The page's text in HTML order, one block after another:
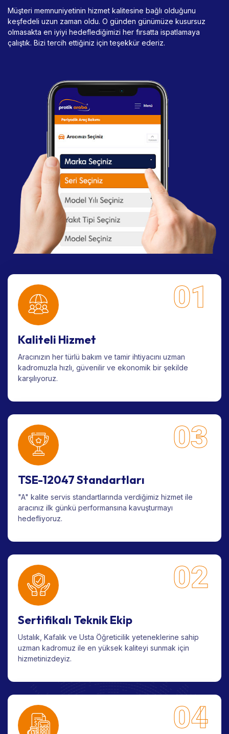
Müşteri memnuniyetinin hizmet kalitesine bağlı olduğunu
keşfedeli uzun zaman oldu. O günden günümüze kusursuz
olmasakta en iyiyi hedeflediğimizi her fırsatta ispatlamaya
çalıştık. Bizi tercih ettiğiniz için teşekkür ederiz.
01
Kaliteli Hizmet
Aracınızın her türlü bakım ve tamir ihtiyacını uzman
kadromuzla hızlı, güvenilir ve ekonomik bir şekilde
karşılıyoruz.
03
TSE-12047 Standartları
"A" kalite servis standartlarında verdiğimiz hizmet ile
aracınız ilk günkü performansına kavuşturmayı
hedefliyoruz.
02
Sertifikalı Teknik Ekip
Ustalık, Kafalık ve Usta Öğreticilik yeteneklerine sahip
uzman kadromuz ile en yüksek kaliteyi sunmak için
hizmetinizdeyiz.
04